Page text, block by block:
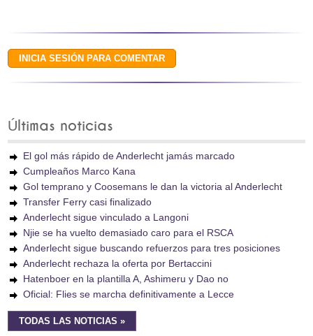
Últimas noticias
El gol más rápido de Anderlecht jamás marcado
Cumpleaños Marco Kana
Gol temprano y Coosemans le dan la victoria al Anderlecht
Transfer Ferry casi finalizado
Anderlecht sigue vinculado a Langoni
Njie se ha vuelto demasiado caro para el RSCA
Anderlecht sigue buscando refuerzos para tres posiciones
Anderlecht rechaza la oferta por Bertaccini
Hatenboer en la plantilla A, Ashimeru y Dao no
Oficial: Flies se marcha definitivamente a Lecce
TODAS LAS NOTICIAS »